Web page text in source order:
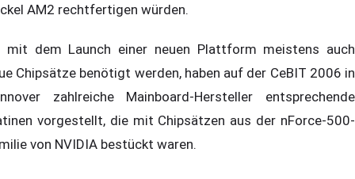
AM2 rechtfertigen würden.
mit dem Launch einer neuen Plattform meistens auch
Chipsätze benötigt werden, haben auf der CeBIT 2006 in
zahlreiche Mainboard-Hersteller entsprechende
vorgestellt, die mit Chipsätzen aus der nForce-500-
von NVIDIA bestückt waren.